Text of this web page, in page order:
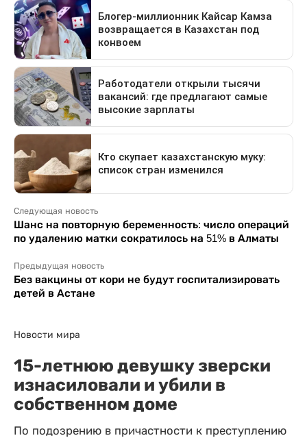
Следующая новость
Шанс на повторную беременность: число операций
по удалению матки сократилось на 51% в Алматы
Предыдущая новость
Без вакцины от кори не будут госпитализировать
детей в Астане
Новости мира
15-летнюю девушку зверски
изнасиловали и убили в
собственном доме
По подозрению в причастности к преступлению